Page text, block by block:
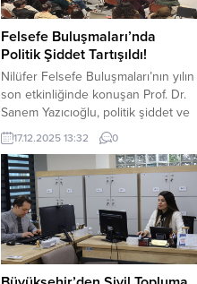
Felsefe Buluşmaları’nda
Politik Şiddet Tartışıldı!
Nilüfer Felsefe Buluşmaları’nın yılın
son etkinliğinde konuşan Prof. Dr.
Sanem Yazıcıoğlu, politik şiddet ve
araçsallık kavramlarını ele aldı.
Yazıcıoğlu, daha çoğulcu bir siyasal
düzenin korkuyla değil, karşılıklı
tanınma ve güvenle mümkün
olduğunu vurguladı. Nilüfer
Belediyesi’nin Pancar Deposu’nda
düzenlediği Nilüfer Felsefe
Buluşmaları’nın yılın son oturumu
gerçekleştirildi. Prof. Dr. Sanem
17.12.2025 13:32 0